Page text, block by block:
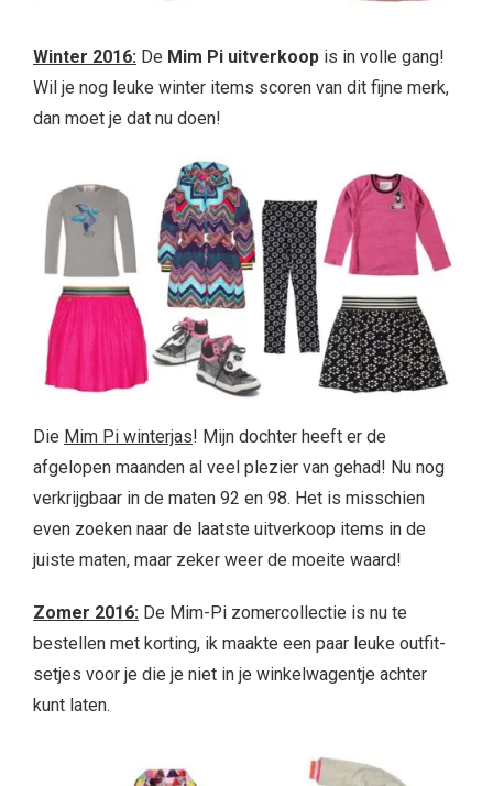
Winter 2016: De Mim Pi uitverkoop is in volle gang!
Wil je nog leuke winter items scoren van dit fijne merk,
dan moet je dat nu doen!
Die Mim Pi winterjas! Mijn dochter heeft er de
afgelopen maanden al veel plezier van gehad! Nu nog
verkrijgbaar in de maten 92 en 98. Het is misschien
even zoeken naar de laatste uitverkoop items in de
juiste maten, maar zeker weer de moeite waard!
Zomer 2016: De Mim-Pi zomercollectie is nu te
bestellen met korting, ik maakte een paar leuke outfit-
setjes voor je die je niet in je winkelwagentje achter
kunt laten.